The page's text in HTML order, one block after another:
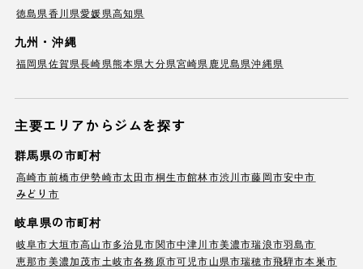
徳島県香川県愛媛県高知県
九州・沖縄
福岡県佐賀県長崎県熊本県大分県宮崎県 鹿児島県沖縄県
主要エリアからジムを探す
群馬県の市町村
高崎市前橋市伊勢崎市太田市桐生市館林市渋川市藤岡市安中市
みどり市
岐阜県の市町村
岐阜市大垣市高山市多治見市関市中津川市美濃市瑞浪市羽島市
恵那市美濃加茂市土岐市各務原市可児市山県市瑞穂市飛騨市本巣市